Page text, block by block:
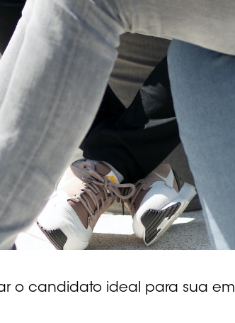
o candidato ideal para sua